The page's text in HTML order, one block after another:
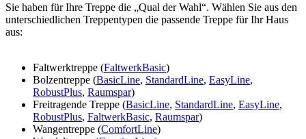
Sie haben für Ihre Treppe die „Qual der Wahl“. Wählen Sie aus den
unterschiedlichen Treppentypen die passende Treppe für Ihr Haus
aus:
Faltwerktreppe (FaltwerkBasic)
Bolzentreppe (BasicLine, StandardLine, EasyLine,
RobustPlus, Raumspar)
Freitragende Treppe (BasicLine, StandardLine, EasyLine,
RobustPlus, FaltwerkBasic, Raumspar)
Wangentreppe (ComfortLine)